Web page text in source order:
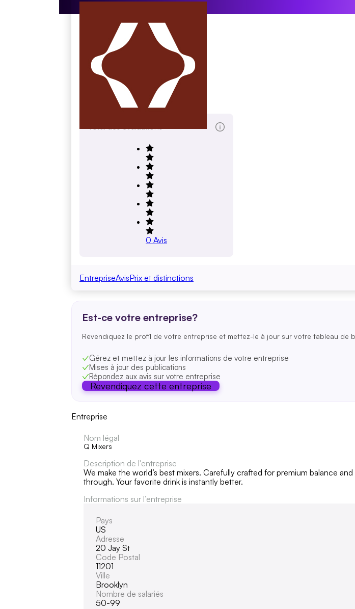
Q Mixers
qmixers.com
Total des évaluations
0 Avis
EntrepriseAvisPrix et distinctions
Est-ce votre entreprise?
Revendiquez le profil de votre entreprise et mettez-le à jour sur votre tableau de
Gérez et mettez à jour les informations de votre entreprise
Mises à jour des publications
Répondez aux avis sur votre entreprise
Revendiquez cette entreprise
Entreprise
Nom légal
Q Mixers
Description de l'entreprise
We make the world’s best mixers. Carefully crafted for premium balance
through. Your favorite drink is instantly better.
Informations sur l’entreprise
Pays
US
Adresse
20 Jay St
Code Postal
11201
Ville
Brooklyn
Nombre de salariés
50-99